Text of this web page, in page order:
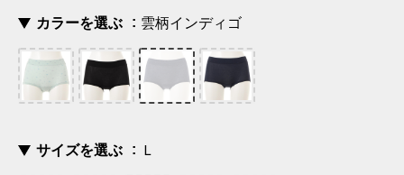
カラーを選ぶ 雲柄インディゴ
サイズを選ぶ Ｌ